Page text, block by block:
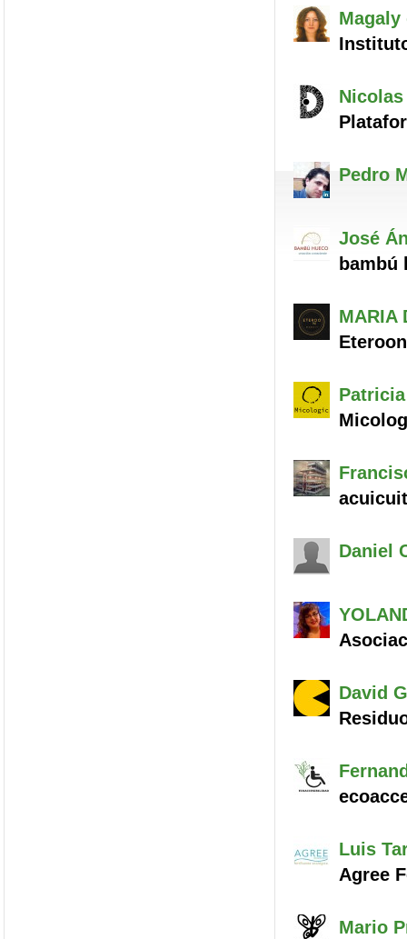
Magaly
Nicolas
Pedro
José
bambú
MARIA
Eteroon
Patricia
Daniel
David
Luis
Agree
Mario